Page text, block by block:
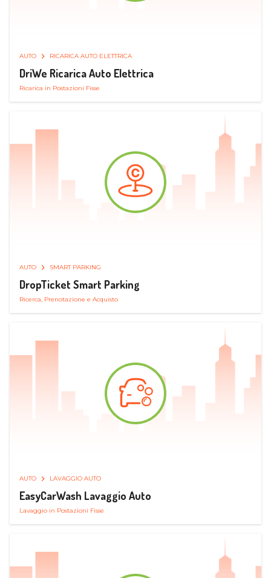
AUTO RICARICA AUTO ELETTRICA
DriWe Ricarica Auto Elettrica
Ricarica in Postazioni Fisse
AUTO SMART PARKING
DropTicket Smart Parking
Ricerca, Prenotazione e Acquisto
AUTO LAVAGGIO AUTO
EasyCarWash Lavaggio Auto
Lavaggio in Postazioni Fisse